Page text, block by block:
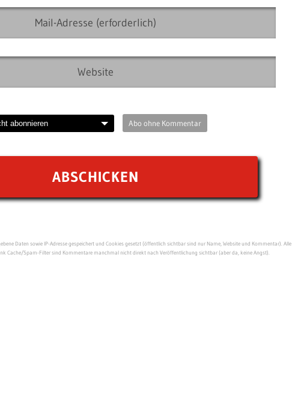
Abo ohne Kommentar
Daten sowie IP-Adresse gespeichert und Cookies gesetzt (öffentlich sichtbar sind nur Name, Website und Kommentar). Alle
Cache/Spam-Filter sind Kommentare manchmal nicht direkt nach Veröffentlichung sichtbar (aber da, keine Angst).